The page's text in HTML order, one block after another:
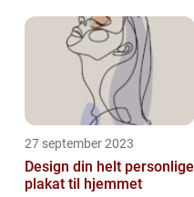
27 september 2023
Design din helt personlige
plakat til hjemmet